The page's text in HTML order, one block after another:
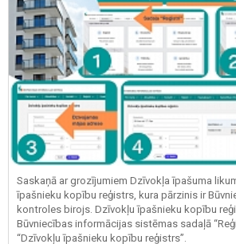
Saskaņā ar grozījumiem Dzīvokļa īpašuma
īpašnieku kopību reģistrs, kura pārzinis ir
kontroles birojs. Dzīvokļu īpašnieku kopību
Būvniecības informācijas sistēmas sadaļā
“Dzīvokļu īpašnieku kopību reģistrs”.